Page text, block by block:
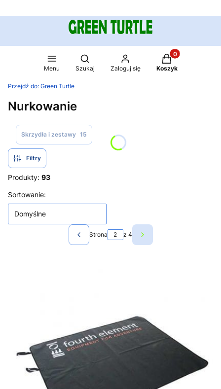
Menu
Otwórz wyszukiwarkę
Szukaj Zaloguj się
Produkty w
Koszyk
Przejdź do: Green Turtle
Nurkowanie
Skrzydła i zestawy 15
Filtry
Produkty: 93
Lista produktów
Sortowanie:
Domyślne
Poprzednie produkty
Strona z 4 Następne produkty